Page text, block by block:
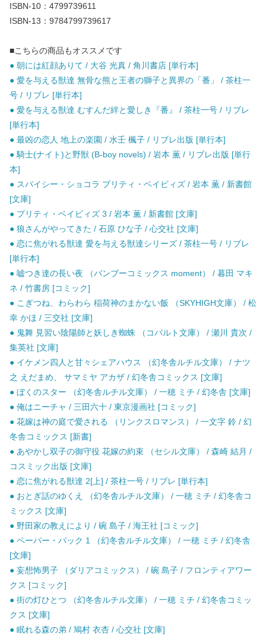
ISBN-10：4799739611
ISBN-13：9784799739617
■こちらの商品もオススメです
● 朝には紅顔ありて / 大谷 光真 / 角川書店 [単行本]
● 愛を与える獣達 無骨な熊と王者の獅子と異界の「番」 / 茶柱一
号 / リブレ [単行本]
● 愛を与える獣達 むすんだ絆と愛しき『番』 / 茶柱一号 / リブレ
[単行本]
● 最凶の恋人 地上の楽園 / 水壬 楓子 / リブレ出版 [単行本]
● 騎士(ナイト)と野獣 (B-boy novels) / 岩本 薫 / リブレ出版 [単行
本]
● スパイシー・ショコラ プリティ・ベイビィズ / 岩本 薫 / 新書館
[文庫]
● プリティ・ベイビィズ 3 / 岩本 薫 / 新書館 [文庫]
● 狼さんがやってきた / 石原 ひな子 / 心交社 [文庫]
● 恋に焦がれる獣達 愛を与える獣達シリーズ / 茶柱一号 / リブレ
[単行本]
● 嘘つき達の長い夜 （バンブーコミックス moment） / 暮田 マキ
ネ / 竹書房 [コミック]
● こぎつね、わらわら 稲荷神のまかない飯 （SKYHIGH文庫） / 松
幸 かほ / 三交社 [文庫]
● 鬼舞 見習い陰陽師と妖しき蜘蛛 （コバルト文庫） / 瀬川 貴次 /
集英社 [文庫]
● イケメン四人と甘々シェアハウス （幻冬舎ルチル文庫） / ナツ
之 えだまめ、 サマミヤ アカザ / 幻冬舎コミックス [文庫]
● ぼくのスター （幻冬舎ルチル文庫） / 一穂 ミチ / 幻冬舎 [文庫]
● 俺はニーチャ / 三田六十 / 東京漫画社 [コミック]
● 花嫁は神の庭で愛される （リンクスロマンス） / 一文字 鈴 / 幻
冬舎コミックス [新書]
● あやかし双子の御守役 花嫁の約束 （セシル文庫） / 森崎 結月 /
コスミック出版 [文庫]
● 恋に焦がれる獣達 2[上] / 茶柱一号 / リブレ [単行本]
● おとぎ話のゆくえ （幻冬舎ルチル文庫） / 一穂 ミチ / 幻冬舎コ
ミックス [文庫]
● 野田家の教えにより / 碗 島子 / 海王社 [コミック]
● ペーパー・バック 1 （幻冬舎ルチル文庫） / 一穂 ミチ / 幻冬舎
[文庫]
● 妄想怖男子 （ダリアコミックス） / 碗 島子 / フロンティアワー
クス [コミック]
● 街の灯ひとつ （幻冬舎ルチル文庫） / 一穂 ミチ / 幻冬舎コミッ
クス [文庫]
● 眠れる森の弟 / 鳩村 衣杏 / 心交社 [文庫]